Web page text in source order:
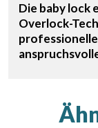
Die baby lock
Overlock-